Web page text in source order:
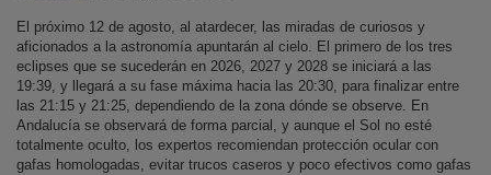
El próximo 12 de agosto, al atardecer, las miradas de curiosos y
aficionados a la astronomía apuntarán al cielo. El primero de los tres
eclipses que se sucederán en 2026, 2027 y 2028 se iniciará a las
19:39, y llegará a su fase máxima hacia las 20:30, para finalizar entre
las 21:15 y 21:25, dependiendo de la zona dónde se observe. En
Andalucía se observará de forma parcial, y aunque el Sol no esté
totalmente oculto, los expertos recomiendan protección ocular con
gafas homologadas, evitar trucos caseros y poco efectivos como gafas